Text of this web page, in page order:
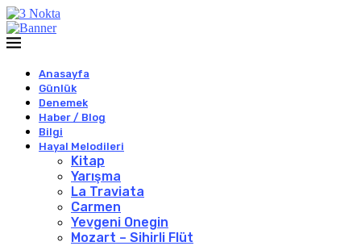
Anasayfa
Günlük
Denemek
Haber / Blog
Bilgi
Hayal Melodileri
Kitap
Yarışma
La Traviata
Carmen
Yevgeni Onegin
Mozart – Sihirli Flüt